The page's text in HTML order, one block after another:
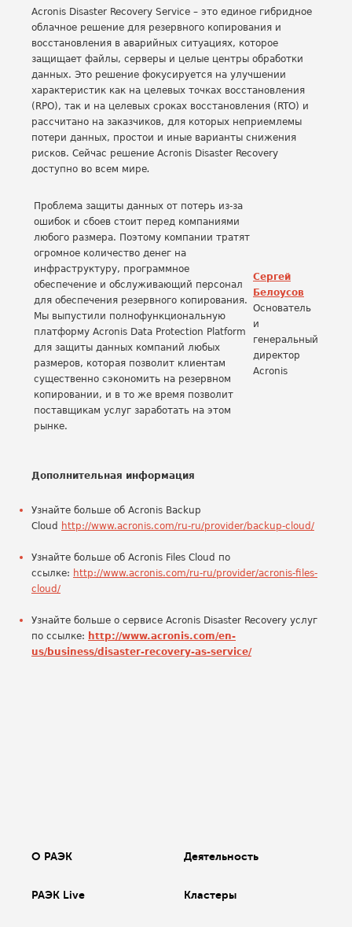
Acronis Disaster Recovery Service – это единое гибридное
облачное решение для резервного копирования и
восстановления в аварийных ситуациях, которое
защищает файлы, серверы и целые центры обработки
данных. Это решение фокусируется на улучшении
характеристик как на целевых точках восстановления
(RPO), так и на целевых сроках восстановления (RTO) и
рассчитано на заказчиков, для которых неприемлемы
потери данных, простои и иные варианты снижения
рисков. Сейчас решение Acronis Disaster Recovery
доступно во всем мире.
Проблема защиты данных от потерь из-за
ошибок и сбоев стоит перед компаниями
любого размера. Поэтому компании тратят
огромное количество денег на
инфраструктуру, программное
обеспечение и обслуживающий персонал
для обеспечения резервного копирования.
Мы выпустили полнофункциональную
платформу Acronis Data Protection Platform
для защиты данных компаний любых
размеров, которая позволит клиентам
существенно сэкономить на резервном
копировании, и в то же время позволит
поставщикам услуг заработать на этом
рынке.
Сергей
Белоусов
Основатель
и
генеральный
директор
Acronis
Дополнительная информация
Узнайте больше об Acronis Backup
Cloud http://www.acronis.com/ru-ru/provider/backup-cloud/
Узнайте больше об Acronis Files Cloud по
ссылке: http://www.acronis.com/ru-ru/provider/acronis-files-
cloud/
Узнайте больше о сервисе Acronis Disaster Recovery услуг
по ссылке: http://www.acronis.com/en-
us/business/disaster-recovery-as-service/
О РАЭК Деятельность
РАЭК Live Кластеры